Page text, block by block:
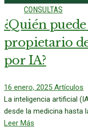
CONSULTAS
¿Quién
propietario
por IA?
16 enero, 2025 Artículos
La inteligencia artificial
desde la medicina hasta
Leer Más